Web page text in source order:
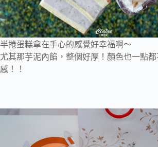
半捲蛋糕拿在手心的感覺好幸福啊～
尤其那芋泥內餡，整個好厚！顏色也一點
感！！